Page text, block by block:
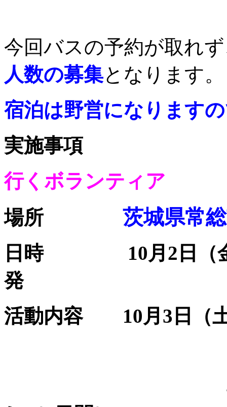
今回バスの予約が取れ
人数の募集となり
宿泊は野営になります
実施事項
行くボランティア
場所 茨城県常
日時 10 月 2 日
発
活動内容 10 月 3 日